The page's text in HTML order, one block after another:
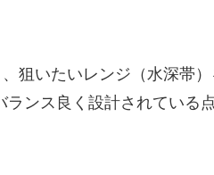
狙いたいレンジ（水深帯
ンス良く設計されている